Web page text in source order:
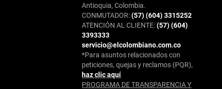
Antioquia, Colombia.
CONMUTADOR:(57) (604) 3315252
ATENCIÓN AL CLIENTE:(57) (604)
3393333
servicio@elcolombiano.com.co
*Para asuntos relacionados con
peticiones, quejas y reclamos (PQR),
haz clic aquí
PROGRAMA DE TRANSPARENCIA Y